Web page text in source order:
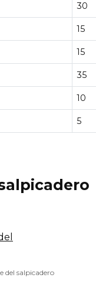
30
15
15
35
10
5
del salpicadero